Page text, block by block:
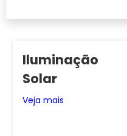
Iluminação
Solar
Veja mais